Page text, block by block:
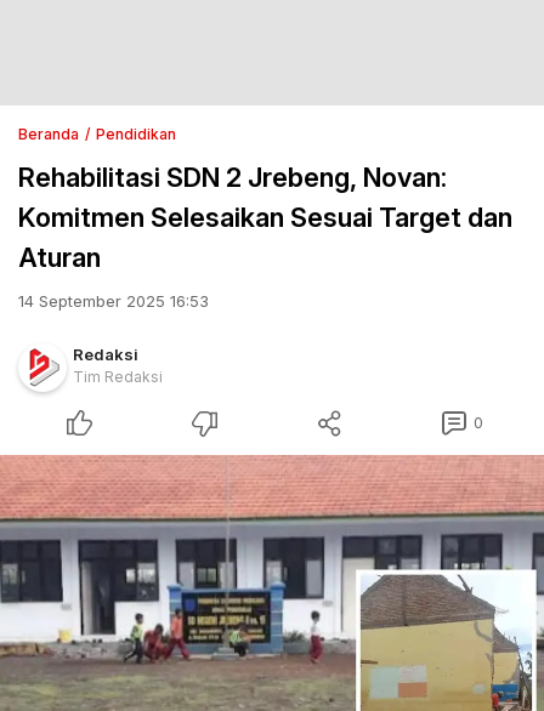
Beranda Pendidikan
Rehabilitasi SDN 2 Jrebeng, Novan:
Komitmen Selesaikan Sesuai Target dan
Aturan
14 September 2025 16:53
Redaksi
Tim Redaksi
0